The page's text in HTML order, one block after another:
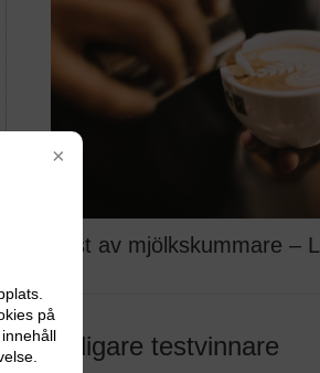
×
på
Test av mjölkskummare –
Tidigare testvinnare